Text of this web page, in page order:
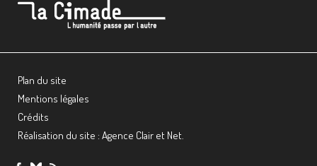
Plan du site
Mentions légales
Crédits
Réalisation du site : Agence Clair et Net.